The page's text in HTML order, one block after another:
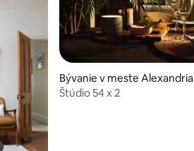
Bývanie v meste Alexandria
Štúdio 54 x 2